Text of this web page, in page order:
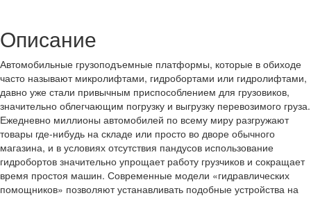
Описание
Автомобильные грузоподъемные платформы, которые в обиходе
часто называют микролифтами, гидробортами или гидролифтами,
давно уже стали привычным приспособлением для грузовиков,
значительно облегчающим погрузку и выгрузку перевозимого груза.
Ежедневно миллионы автомобилей по всему миру разгружают
товары где-нибудь на складе или просто во дворе обычного
магазина, и в условиях отсутствия пандусов использование
гидробортов значительно упрощает работу грузчиков и сокращает
время простоя машин. Современные модели «гидравлических
помощников» позволяют устанавливать подобные устройства на